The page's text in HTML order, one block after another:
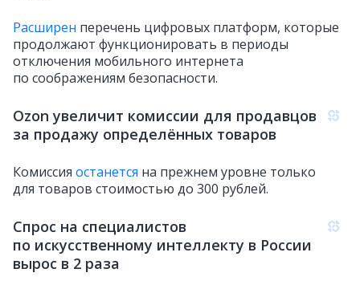
Расширен перечень цифровых платформ, которые
продолжают функционировать в периоды
отключения мобильного интернета
по соображениям безопасности.
Ozon увеличит комиссии для продавцов
за продажу определённых товаров
Комиссия останется на прежнем уровне только
для товаров стоимостью до 300 рублей.
Спрос на специалистов
по искусственному интеллекту в России
вырос в 2 раза